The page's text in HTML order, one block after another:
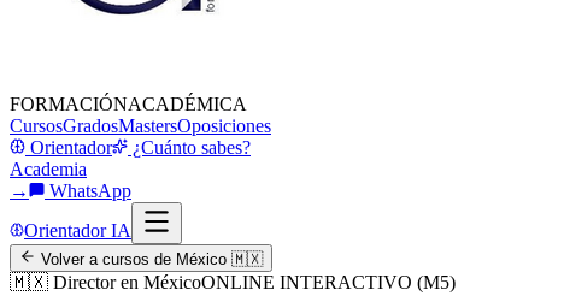
FORMACIÓNACADÉMICA
CursosGradosMastersOposiciones
Orientador
¿Cuánto sabes?
Academia
→
WhatsApp
Orientador IA
Volver a cursos de México 🇲🇽
🇲🇽 Director en MéxicoONLINE INTERACTIVO (M5)